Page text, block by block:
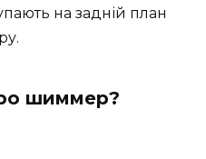
на задній план
шиммер?